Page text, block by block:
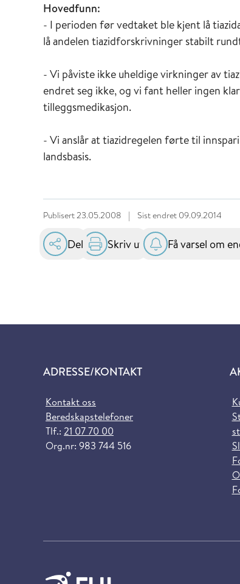
Hovedfunn:
- I perioden før vedtaket ble kjent lå
lå andelen tiazidforskrivninger stabilt
- Vi påviste ikke uheldige virkninger av
endret seg ikke, og vi fant heller ingen
tilleggsmedikasjon.
- Vi anslår at tiazidregelen førte til
landsbasis.
Publisert23.05.2008 | Sist endret 09.09.2014
Del Skriv ut Få varsel om
ADRESSE/KONTAKT
Kontakt oss
Beredskapstelefoner
Tlf.: 21 07 70 00
Org.nr: 983 744 516